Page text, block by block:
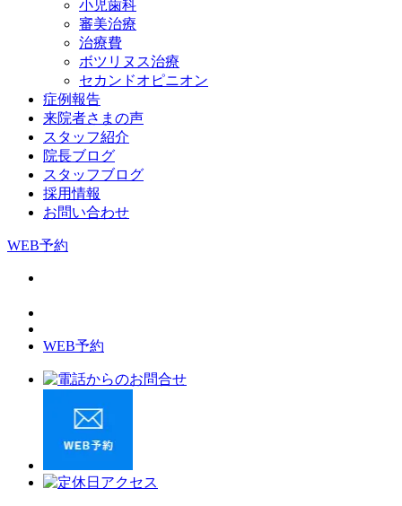
小児歯科
審美治療
治療費
ボツリヌス治療
セカンドオピニオン
症例報告
来院者さまの声
スタッフ紹介
院長ブログ
スタッフブログ
採用情報
お問い合わせ
WEB予約
WEB予約